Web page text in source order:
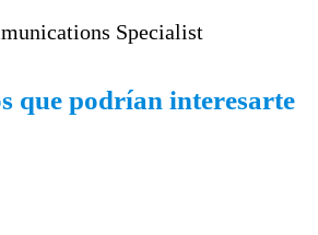
Specialist
que podrían interesarte